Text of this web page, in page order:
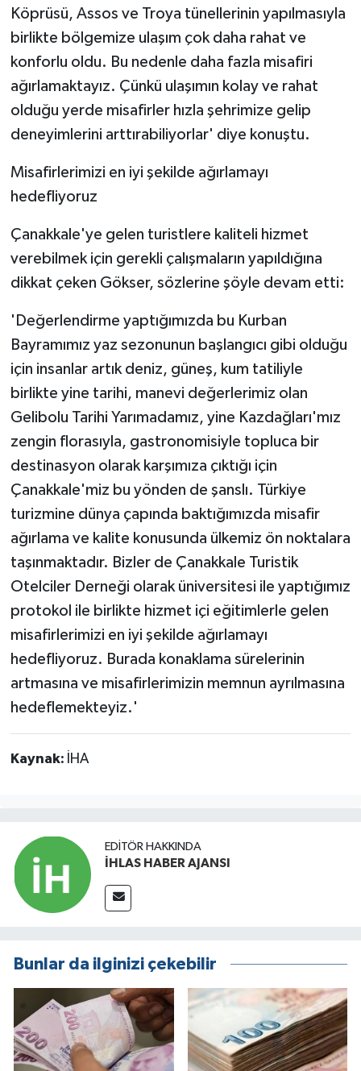
Köprüsü, Assos ve Troya tünellerinin yapılmasıyla
birlikte bölgemize ulaşım çok daha rahat ve
konforlu oldu. Bu nedenle daha fazla misafiri
ağırlamaktayız. Çünkü ulaşımın kolay ve rahat
olduğu yerde misafirler hızla şehrimize gelip
deneyimlerini arttırabiliyorlar' diye konuştu.
Misafirlerimizi en iyi şekilde ağırlamayı
hedefliyoruz
Çanakkale'ye gelen turistlere kaliteli hizmet
verebilmek için gerekli çalışmaların yapıldığına
dikkat çeken Gökser, sözlerine şöyle devam etti:
'Değerlendirme yaptığımızda bu Kurban
Bayramımız yaz sezonunun başlangıcı gibi olduğu
için insanlar artık deniz, güneş, kum tatiliyle
birlikte yine tarihi, manevi değerlerimiz olan
Gelibolu Tarihi Yarımadamız, yine Kazdağları'mız
zengin florasıyla, gastronomisiyle topluca bir
destinasyon olarak karşımıza çıktığı için
Çanakkale'miz bu yönden de şanslı. Türkiye
turizmine dünya çapında baktığımızda misafir
ağırlama ve kalite konusunda ülkemiz ön noktalara
taşınmaktadır. Bizler de Çanakkale Turistik
Otelciler Derneği olarak üniversitesi ile yaptığımız
protokol ile birlikte hizmet içi eğitimlerle gelen
misafirlerimizi en iyi şekilde ağırlamayı
hedefliyoruz. Burada konaklama sürelerinin
artmasına ve misafirlerimizin memnun ayrılmasına
hedeflemekteyiz.'
Kaynak: İHA
EDITÖR HAKKINDA
İHLAS HABER AJANSI
Bunlar da ilginizi çekebilir